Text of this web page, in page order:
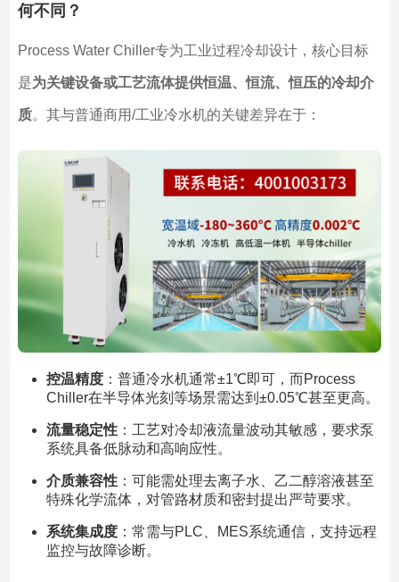
何不同？
Process Water Chiller专为工业过程冷却设计，核心目标
是为关键设备或工艺流体提供恒温、恒流、恒压的冷却介
质。其与普通商用/工业冷水机的关键差异在于：
控温精度：普通冷水机通常±1℃即可，而Process
Chiller在半导体光刻等场景需达到±0.05℃甚至更高。
流量稳定性：工艺对冷却液流量波动其敏感，要求泵
系统具备低脉动和高响应性。
介质兼容性：可能需处理去离子水、乙二醇溶液甚至
特殊化学流体，对管路材质和密封提出严苛要求。
系统集成度：常需与PLC、MES系统通信，支持远程
监控与故障诊断。